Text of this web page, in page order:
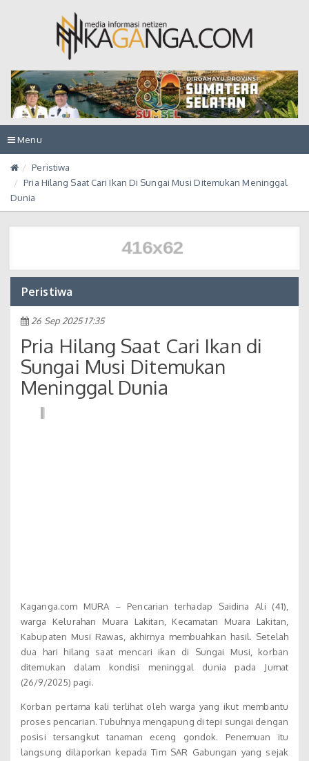
Toggle
navigation
Menu
Peristiwa
Pria Hilang Saat Cari Ikan Di Sungai Musi Ditemukan Meninggal
Dunia
Peristiwa
26 Sep 2025 17:35
Pria Hilang Saat Cari Ikan di
Sungai Musi Ditemukan
Meninggal Dunia
Kaganga.com MURA – Pencarian terhadap Saidina Ali (41),
warga Kelurahan Muara Lakitan, Kecamatan Muara Lakitan,
Kabupaten Musi Rawas, akhirnya membuahkan hasil. Setelah
dua hari hilang saat mencari ikan di Sungai Musi, korban
ditemukan dalam kondisi meninggal dunia pada Jumat
(26/9/2025) pagi.
Korban pertama kali terlihat oleh warga yang ikut membantu
proses pencarian. Tubuhnya mengapung di tepi sungai dengan
posisi tersangkut tanaman eceng gondok. Penemuan itu
langsung dilaporkan kepada Tim SAR Gabungan yang sejak